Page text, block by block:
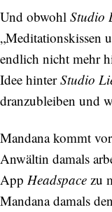
Und obwohl Studio
„Meditationskissen
endlich nicht mehr
Idee hinterStudio
dranzubleiben und
Mandana kommt
Anwältin damals
App Headspace zu
Mandana damals